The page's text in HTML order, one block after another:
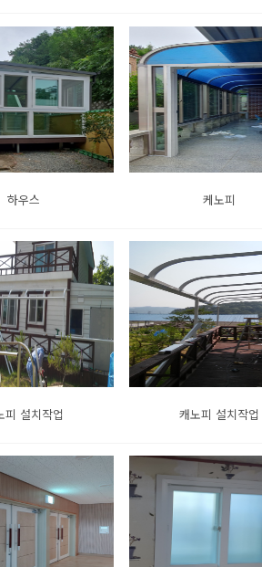
하우스 케노피
피 설치작업 캐노피 설치작업